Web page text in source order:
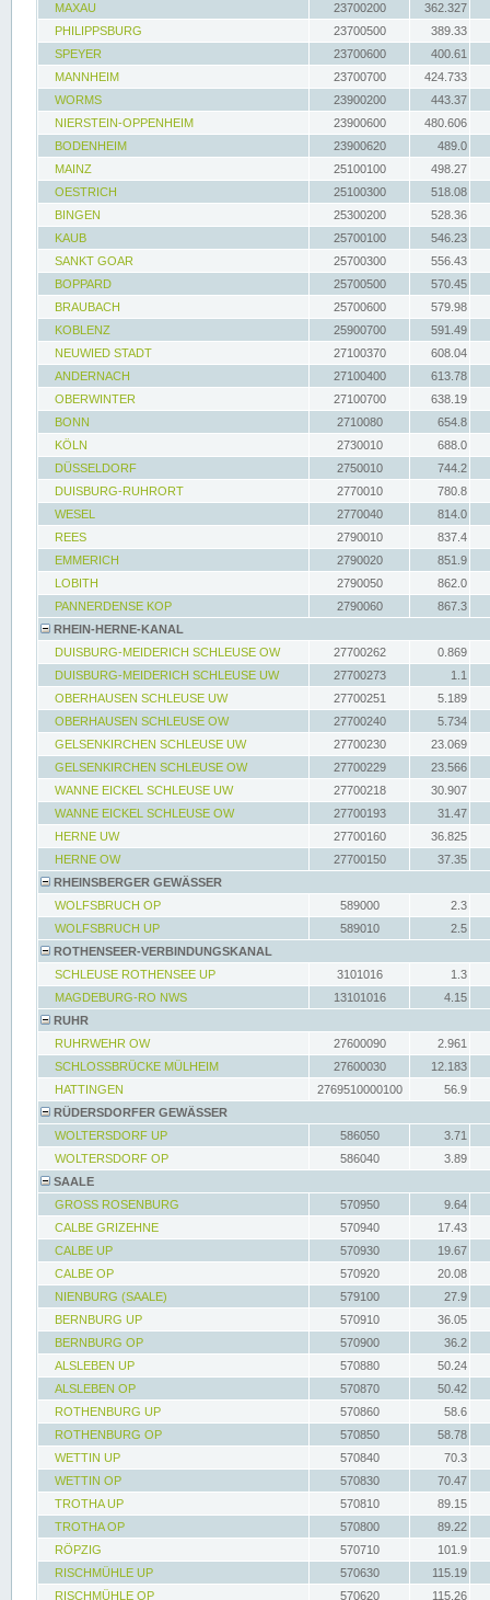
MAXAU
23700200
362.327
PHILIPPSBURG
23700500
389.33
SPEYER
23700600
400.61
MANNHEIM
23700700
424.733
WORMS
23900200
443.37
NIERSTEIN-OPPENHEIM
23900600
480.606
BODENHEIM
23900620
489.0
MAINZ
25100100
498.27
OESTRICH
25100300
518.08
BINGEN
25300200
528.36
KAUB
25700100
546.23
SANKT GOAR
25700300
556.43
BOPPARD
25700500
570.45
BRAUBACH
25700600
579.98
KOBLENZ
25900700
591.49
NEUWIED STADT
27100370
608.04
ANDERNACH
27100400
613.78
OBERWINTER
27100700
638.19
BONN
2710080
654.8
KÖLN
2730010
688.0
DÜSSELDORF
2750010
744.2
DUISBURG-RUHRORT
2770010
780.8
WESEL
2770040
814.0
REES
2790010
837.4
EMMERICH
2790020
851.9
LOBITH
2790050
862.0
PANNERDENSE KOP
2790060
867.3
RHEIN-HERNE-KANAL
DUISBURG-MEIDERICH SCHLEUSE OW
27700262
0.869
DUISBURG-MEIDERICH SCHLEUSE UW
27700273
1.1
OBERHAUSEN SCHLEUSE UW
27700251
5.189
OBERHAUSEN SCHLEUSE OW
27700240
5.734
GELSENKIRCHEN SCHLEUSE UW
27700230
23.069
GELSENKIRCHEN SCHLEUSE OW
27700229
23.566
WANNE EICKEL SCHLEUSE UW
27700218
30.907
WANNE EICKEL SCHLEUSE OW
27700193
31.47
HERNE UW
27700160
36.825
HERNE OW
27700150
37.35
RHEINSBERGER GEWÄSSER
WOLFSBRUCH OP
589000
2.3
WOLFSBRUCH UP
589010
2.5
ROTHENSEER-VERBINDUNGSKANAL
SCHLEUSE ROTHENSEE UP
3101016
1.3
MAGDEBURG-RO NWS
13101016
4.15
RUHR
RUHRWEHR OW
27600090
2.961
SCHLOSSBRÜCKE MÜLHEIM
27600030
12.183
HATTINGEN
2769510000100
56.9
RÜDERSDORFER GEWÄSSER
WOLTERSDORF UP
586050
3.71
WOLTERSDORF OP
586040
3.89
SAALE
GROSS ROSENBURG
570950
9.64
CALBE GRIZEHNE
570940
17.43
CALBE UP
570930
19.67
CALBE OP
570920
20.08
NIENBURG (SAALE)
579100
27.9
BERNBURG UP
570910
36.05
BERNBURG OP
570900
36.2
ALSLEBEN UP
570880
50.24
ALSLEBEN OP
570870
50.42
ROTHENBURG UP
570860
58.6
ROTHENBURG OP
570850
58.78
WETTIN UP
570840
70.3
WETTIN OP
570830
70.47
TROTHA UP
570810
89.15
TROTHA OP
570800
89.22
RÖPZIG
570710
101.9
RISCHMÜHLE UP
570630
115.19
RISCHMÜHLE OP
570620 115.26